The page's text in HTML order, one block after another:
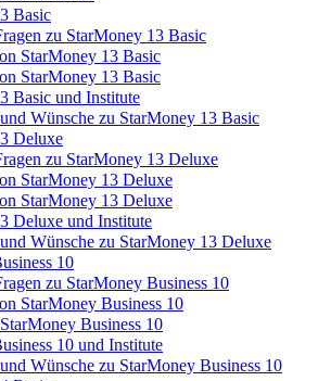
Basic
zu StarMoney 13 Basic
StarMoney 13 Basic
StarMoney 13 Basic
Basic und Institute
Wünsche zu StarMoney 13 Basic
Deluxe
zu StarMoney 13 Deluxe
StarMoney 13 Deluxe
StarMoney 13 Deluxe
Deluxe und Institute
Wünsche zu StarMoney 13 Deluxe
10
zu StarMoney Business 10
StarMoney Business 10
Business 10
10 und Institute
Wünsche zu StarMoney Business 10